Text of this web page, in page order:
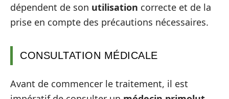
dépendent de son utilisation correcte et de la
prise en compte des précautions nécessaires.
CONSULTATION MÉDICALE
Avant de commencer le traitement, il est